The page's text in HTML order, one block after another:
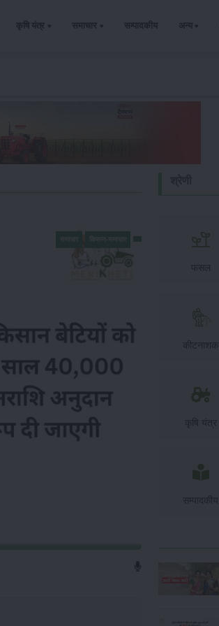
कृषि यंत्र समाचार सम्पादकीय अन्य
फसल
कीटनाशक
कृषि यंत्र
सम्पादकीय